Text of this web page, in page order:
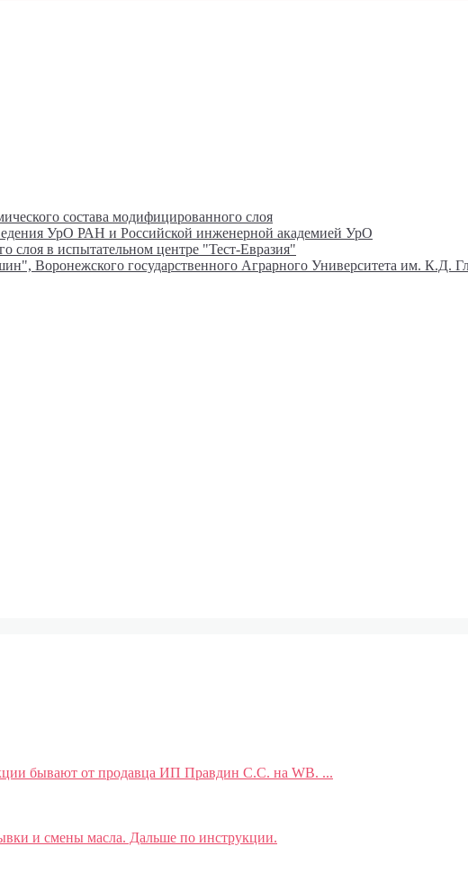
состава модифицированного слоя
УрО РАН и Российской инженерной академией УрО
слоя в испытательном центре "Тест-Евразия"
Воронежского государственного Аграрного Университета им. К.Д.
бывают от продавца ИП Правдин С.С. на WB. ...
и смены масла. Дальше по инструкции.